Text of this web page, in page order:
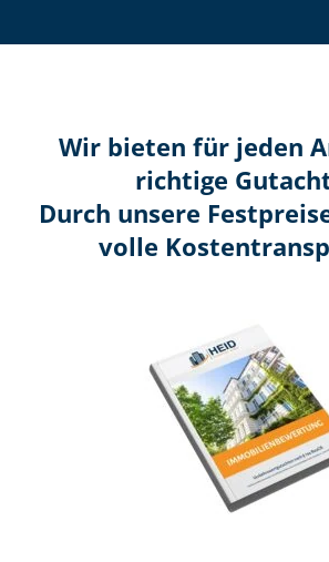
Wir bieten für jeden
richtige
Durch unsere
volle